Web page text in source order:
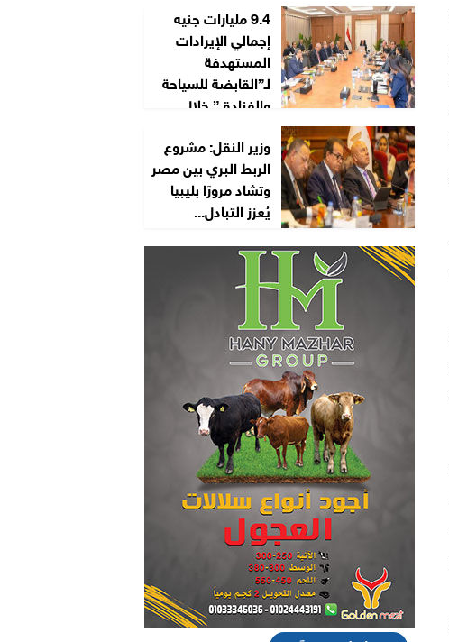
9.4 مليارات جنيه
إجمالي الإيرادات
المستهدفة
لـ”القابضة للسياحة
والفنادق” خلال
وزير النقل: مشروع
الربط البري بين مصر
وتشاد مرورًا بليبيا
يُعزز التبادل...